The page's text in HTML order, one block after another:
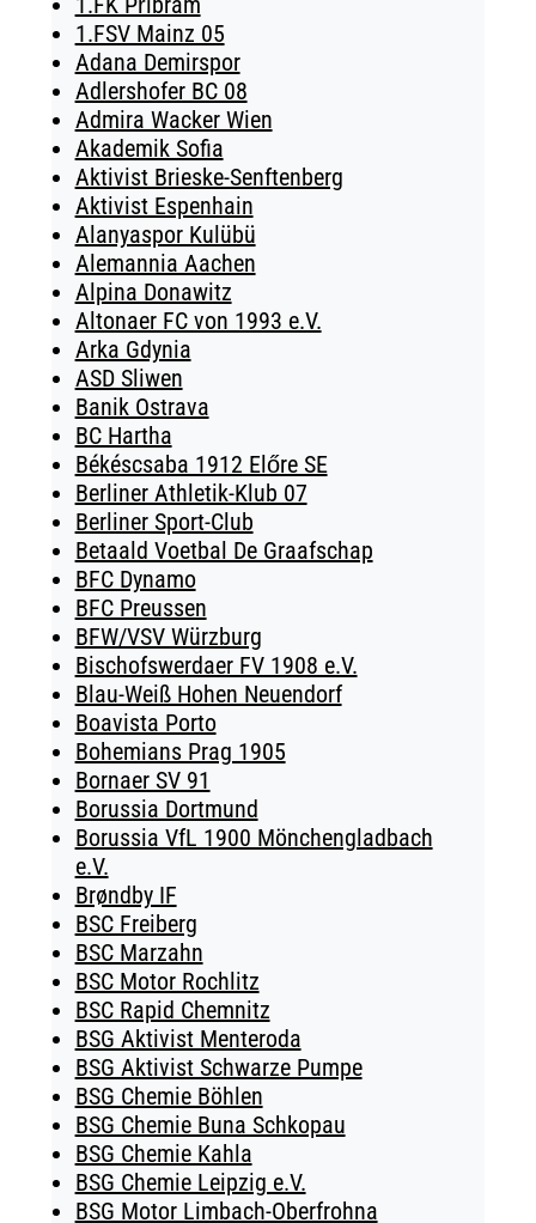
1.FSV Mainz 05
Adana Demirspor
Adlershofer BC 08
Admira Wacker Wien
Akademik Sofia
Aktivist Brieske-Senftenberg
Aktivist Espenhain
Alanyaspor Kulübü
Alemannia Aachen
Alpina Donawitz
Altonaer FC von 1993 e.V.
Arka Gdynia
ASD Sliwen
Banik Ostrava
BC Hartha
Békéscsaba 1912 Előre SE
Berliner Athletik-Klub 07
Berliner Sport-Club
Betaald Voetbal De Graafschap
BFC Dynamo
BFC Preussen
BFW/VSV Würzburg
Bischofswerdaer FV 1908 e.V.
Blau-Weiß Hohen Neuendorf
Boavista Porto
Bohemians Prag 1905
Bornaer SV 91
Borussia Dortmund
Borussia VfL 1900 Mönchengladbach
e.V.
Brøndby IF
BSC Freiberg
BSC Marzahn
BSC Motor Rochlitz
BSC Rapid Chemnitz
BSG Aktivist Menteroda
BSG Aktivist Schwarze Pumpe
BSG Chemie Böhlen
BSG Chemie Buna Schkopau
BSG Chemie Kahla
BSG Chemie Leipzig e.V.
BSG Motor Limbach-Oberfrohna